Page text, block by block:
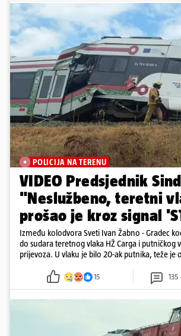
POLICIJA NA TERENU
VIDEO Predsjednik
"Neslužbeno, teretni
prošao je kroz signal
Između kolodvora Sveti Ivan Žabno - Gradec
do sudara teretnog vlaka HŽ Carga i putničkog
prijevoza. U vlaku je bilo 20-ak putnika, teže je
15 135